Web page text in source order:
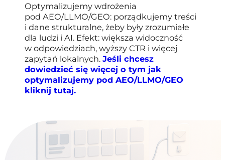
Optymalizujemy wdrożenia
pod AEO/LLMO/GEO: porządkujemy treści
i dane strukturalne, żeby były zrozumiałe
dla ludzi i AI. Efekt: większa widoczność
w odpowiedziach, wyższy CTR i więcej
zapytań lokalnych.Jeśli chcesz
dowiedzieć się więcej o tym jak
optymalizujemy pod AEO/LLMO/GEO
kliknij tutaj.